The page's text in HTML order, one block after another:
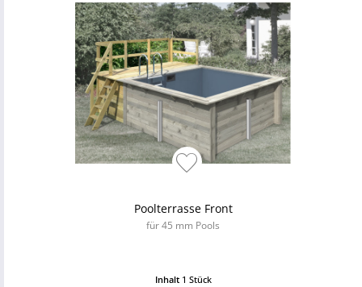
Poolterrasse Front
für 45 mm Pools
Inhalt 1 Stück